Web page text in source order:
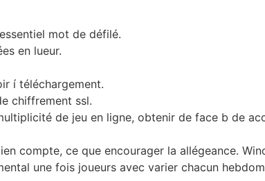
mot de défilé.
en lueur.
í téléchargement.
chiffrement ssl.
de jeu en ligne, obtenir de face b de
compte, ce que encourager la allégeance.
une fois joueurs avec varier chacun